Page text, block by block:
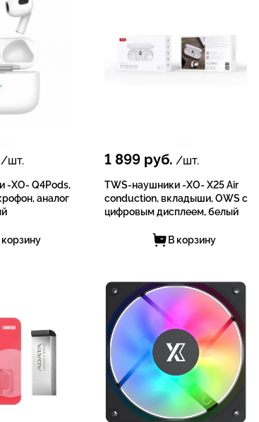
/шт.
-XO- Q4Pods,
аналог
корзину
1 899 руб. /шт.
TWS-наушники -XO- X25 Air
conduction, вкладыши, OWS с
цифровым дисплеем, белый
В корзину